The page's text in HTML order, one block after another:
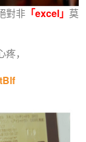
對非 「excel」 莫
，